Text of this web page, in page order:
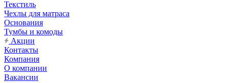
Текстиль
Чехлы для матраса
Основания
Тумбы и комоды
Акции
Контакты
Компания
О компании
Вакансии